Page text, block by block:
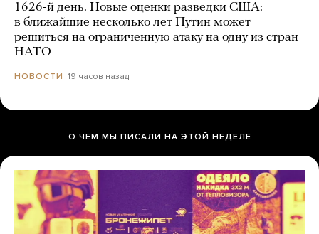
1626-й день. Новые оценки разведки США:
в ближайшие несколько лет Путин может
решиться на ограниченную атаку на одну из стран
НАТО
НОВОСТИ 19 часов назад
О ЧЕМ МЫ ПИСАЛИ НА ЭТОЙ НЕДЕЛЕ